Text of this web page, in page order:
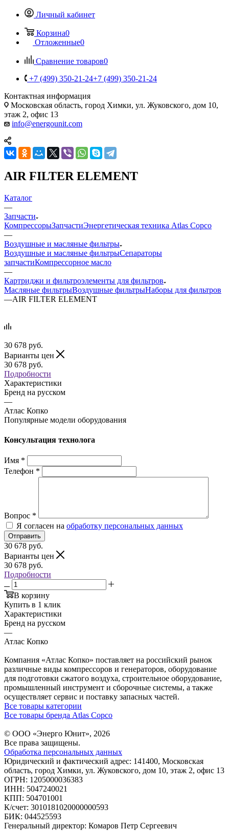
Личный кабинет
Корзина0
Отложенные0
Сравнение товаров0
+7 (499) 350-21-24+7 (499) 350-21-24
Контактная информация
Московская область, город Химки, ул. Жуковского, дом 10,
этаж 2, офис 13
info@energounit.com
AIR FILTER ELEMENT
Каталог
—
Запчасти
КомпрессорыЗапчастиЭнергетическая техника Atlas Copco
—
Воздушные и масляные фильтры
Воздушные и масляные фильтрыСепараторы
запчастиКомпрессорное масло
—
Картриджи и фильтроэлементы для фильтров
Масляные фильтрыВоздушные фильтрыНаборы для фильтров
—AIR FILTER ELEMENT
30 678 руб.
Варианты цен
30 678 руб.
Подробности
Характеристики
Бренд на русском
—
Атлас Копко
Популярные модели оборудования
Консультация технолога
Имя *
Телефон *
Вопрос *
Я согласен на обработку персональных данных
Отправить
30 678 руб.
Варианты цен
30 678 руб.
Подробности
В корзину
Купить в 1 клик
Характеристики
Бренд на русском
—
Атлас Копко
Компания «Атлас Копко» поставляет на российский рынок
различные виды компрессоров и генераторов, оборудование
для подготовки сжатого воздуха, строительное оборудование,
промышленный инструмент и сборочные системы, а также
осуществляет сервис и поставку запасных частей.
Все товары категории
Все товары бренда Atlas Copco
© ООО «Энерго Юнит», 2026
Все права защищены.
Обработка персональных данных
Юридический и фактический адрес: 141400, Московская
область, город Химки, ул. Жуковского, дом 10, этаж 2, офис 13
ОГРН: 1205000036383
ИНН: 5047240021
КПП: 504701001
К/счет: 3010181020000000593
БИК: 044525593
Генеральный директор: Комаров Петр Сергеевич